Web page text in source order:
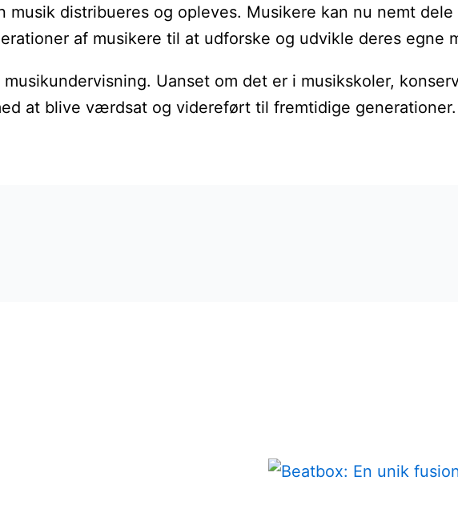
distribueres og opleves. Musikere kan nu nemt
af musikere til at udforske og udvikle deres egne
Uanset om det er i musikskoler,
at blive værdsat og videreført til fremtidige generationer.